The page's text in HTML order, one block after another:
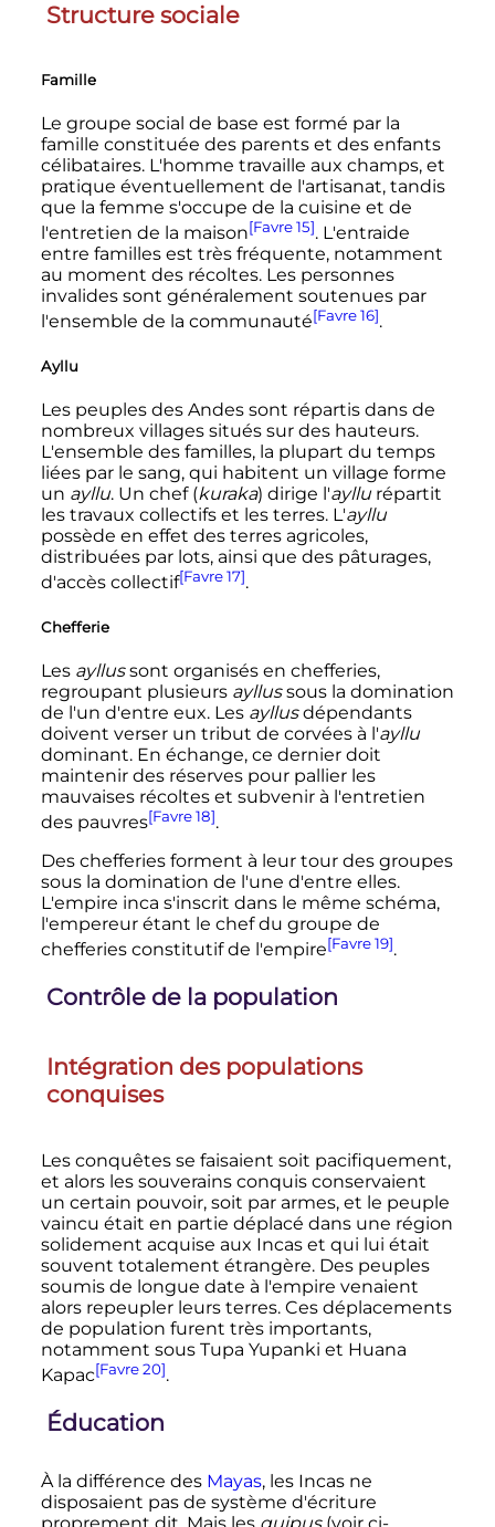
Structure sociale
Famille
Le groupe social de base est formé par la
famille constituée des parents et des enfants
célibataires. L'homme travaille aux champs, et
pratique éventuellement de l'artisanat, tandis
que la femme s'occupe de la cuisine et de
l'entretien de la maison[Favre 15]. L'entraide
entre familles est très fréquente, notamment
au moment des récoltes. Les personnes
invalides sont généralement soutenues par
l'ensemble de la communauté[Favre 16].
Ayllu
Les peuples des Andes sont répartis dans de
nombreux villages situés sur des hauteurs.
L'ensemble des familles, la plupart du temps
liées par le sang, qui habitent un village forme
un ayllu. Un chef (kuraka) dirige l'ayllurépartit
les travaux collectifs et les terres. L'ayllu
possède en effet des terres agricoles,
distribuées par lots, ainsi que des pâturages,
d'accès collectif[Favre 17].
Chefferie
Les ayllussont organisés en chefferies,
regroupant plusieurs ayllussous la domination
de l'un d'entre eux. Les ayllusdépendants
doivent verser un tribut de corvées à l'ayllu
dominant. En échange, ce dernier doit
maintenir des réserves pour pallier les
mauvaises récoltes et subvenir à l'entretien
des pauvres[Favre 18].
Des chefferies forment à leur tour des groupes
sous la domination de l'une d'entre elles.
L'empire inca s'inscrit dans le même schéma,
l'empereur étant le chef du groupe de
chefferies constitutif de l'empire[Favre 19].
Contrôle de la population
Intégration des populations
conquises
Les conquêtes se faisaient soit pacifiquement,
et alors les souverains conquis conservaient
un certain pouvoir, soit par armes, et le peuple
vaincu était en partie déplacé dans une région
solidement acquise aux Incas et qui lui était
souvent totalement étrangère. Des peuples
soumis de longue date à l'empire venaient
alors repeupler leurs terres. Ces déplacements
de population furent très importants,
notamment sous Tupa Yupanki et Huana
Kapac[Favre 20].
Éducation
À la différence des Mayas, les Incas ne
disposaient pas de système d'écriture
proprement dit. Mais les quipus(voir ci-